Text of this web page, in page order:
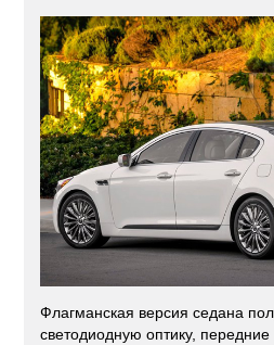
Флагманская версия седана
светодиодную оптику,